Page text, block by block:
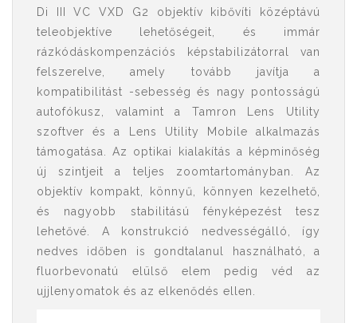
Di III VC VXD G2 objektív kibővíti középtávú
teleobjektíve lehetőségeit, és immár
rázkódáskompenzációs képstabilizátorral van
felszerelve, amely tovább javítja a
kompatibilitást -sebesség és nagy pontosságú
autofókusz, valamint a Tamron Lens Utility
szoftver és a Lens Utility Mobile alkalmazás
támogatása. Az optikai kialakítás a képminőség
új szintjeit a teljes zoomtartományban. Az
objektív kompakt, könnyű, könnyen kezelhető,
és nagyobb stabilitású fényképezést tesz
lehetővé. A konstrukció nedvességálló, így
nedves időben is gondtalanul használható, a
fluorbevonatú elülső elem pedig véd az
ujjlenyomatok és az elkenődés ellen.